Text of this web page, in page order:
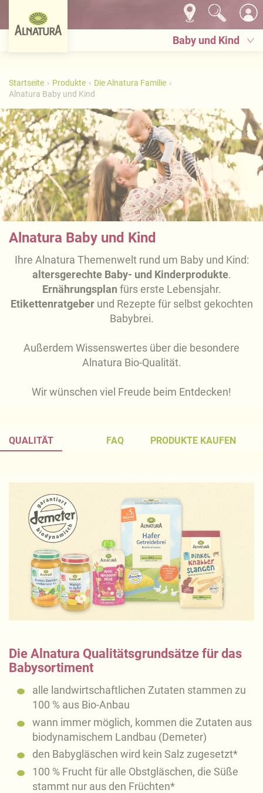
Baby und Kind
Startseite Produkte
Die Alnatura Familie
Alnatura Baby und Kind
Alnatura Baby und Kind
Ihre Alnatura Themenwelt rund um Baby und Kind:
altersgerechte Baby- und Kinderprodukte.
Ernährungsplan fürs erste Lebensjahr.
Etikettenratgeberund Rezepte für selbst gekochten
Babybrei.
Außerdem Wissenswertes über die besondere
Alnatura Bio-Qualität.
Wir wünschen viel Freude beim Entdecken!
QUALITÄT FAQ PRODUKTE KAUFEN
Die Alnatura Qualitätsgrundsätze für das
Babysortiment
alle landwirtschaftlichen Zutaten stammen zu
100 % aus Bio-Anbau
wann immer möglich, kommen die Zutaten aus
biodynamischem Landbau (Demeter)
den Babygläschen wird kein Salz zugesetzt*
100 % Frucht für alle Obstgläschen, die Süße
stammt nur aus den Früchten*